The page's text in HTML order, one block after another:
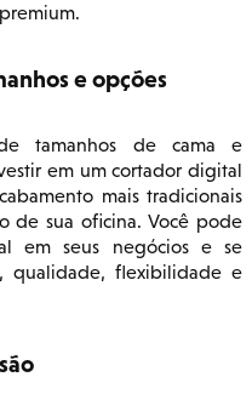
e opções
tamanhos de cama e
em um cortador digital
mais tradicionais
de sua oficina. Você pode
em seus negócios e se
qualidade, flexibilidade e